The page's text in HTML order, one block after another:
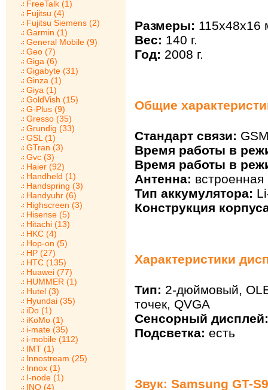
FreeTalk (1)
Fujitsu (4)
Fujitsu Siemens (2)
Garmin (1)
General Mobile (9)
Geo (7)
Giga (6)
Gigabyte (31)
Ginza (1)
Giya (1)
GoldVish (15)
G-Plus (9)
Gresso (35)
Grundig (33)
GSL (1)
GTran (3)
Gvc (3)
Haier (92)
Handheld (1)
Handspring (3)
Handyuhr (6)
Highscreen (3)
Hisense (5)
Hitachi (13)
HKC (4)
Hop-on (5)
HP (27)
HTC (135)
Huawei (77)
HUMMER (1)
Hutel (3)
Hyundai (35)
iDo (1)
iKoMo (1)
i-mate (35)
i-mobile (112)
IMT (1)
Innostream (25)
Innox (1)
I-node (1)
INQ (4)
Размеры: 115x48x16
Вес: 140 г.
Год: 2008 г.
Общие
Стандарт связи:
Время работы в
Время работы в
Антенна: встроенная
Тип аккумулятора:
Конструкция
Характеристики
Тип: 2-дюймовый,
точек, QVGA
Сенсорный дисплей:
Подсветка: есть
Звук: Samsung GT-